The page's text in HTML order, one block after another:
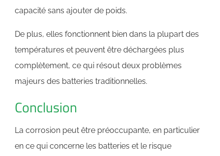
capacité sans ajouter de poids.
De plus, elles fonctionnent bien dans la plupart des
températures et peuvent être déchargées plus
complètement, ce qui résout deux problèmes
majeurs des batteries traditionnelles.
Conclusion
La corrosion peut être préoccupante, en particulier
en ce qui concerne les batteries et le risque